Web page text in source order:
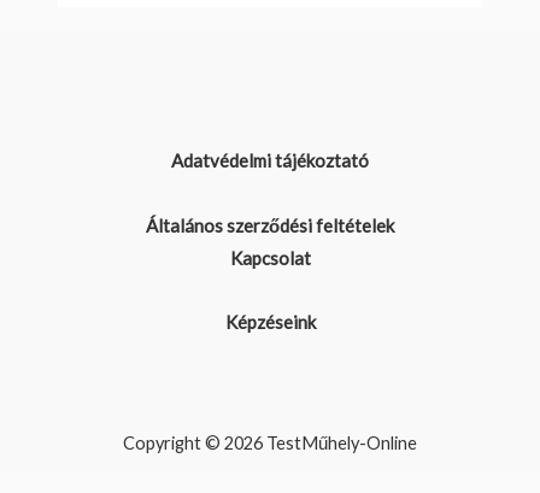
Adatvédelmi tájékoztató
Általános szerződési feltételek
Kapcsolat
Képzéseink
Copyright © 2026 TestMűhely-Online